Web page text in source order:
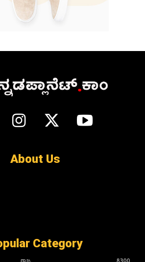
About Us
Category
ರಾಜ್ಯ
8300